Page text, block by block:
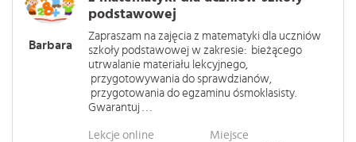
Barbara
podstawowej
Zapraszam na zajęcia z matematyki dla uczniów
szkoły podstawowej w zakresie: bieżącego
utrwalanie materiału lekcyjnego,
przygotowywania do sprawdzianów,
przygotowania do egzaminu ósmoklasisty.
Gwarantuj . . .
Lekcje online Miejsce